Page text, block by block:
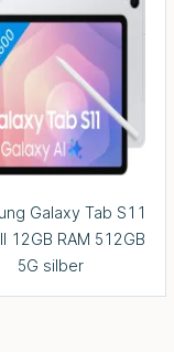
Galaxy Tab S11
12GB RAM 512GB
5G silber